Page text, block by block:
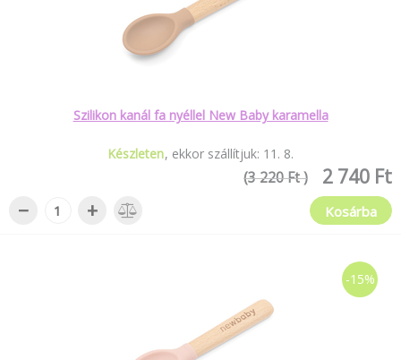
Szilikon kanál fa nyéllel New Baby karamella
Készleten ekkor szállítjuk: 11 . 8.
2 740 Ft
(3 220 Ft )
− + Kosárba
-15%